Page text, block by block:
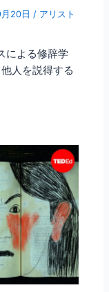
20日 / アリスト
による修辞学
人を説得する